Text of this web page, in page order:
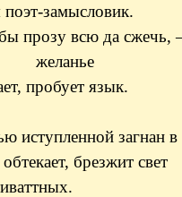
поэт-замысловик.
прозу всю да
пробует язык.
иступленной загнан в
брезжит свет